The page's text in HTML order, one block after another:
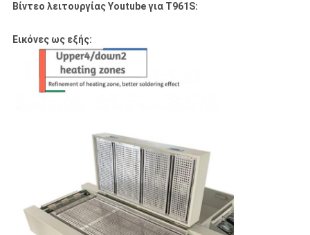
Βίντεο λειτουργίας Youtube για T961S:
Εικόνες ως εξής: